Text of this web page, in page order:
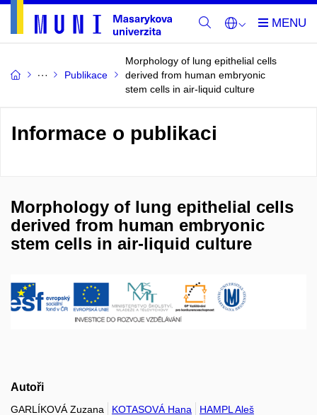
Publikace
Morphology of lung epithelial cells
derived from human embryonic
stem cells in air-liquid culture
Informace o publikaci
Morphology of lung epithelial cells
derived from human embryonic
stem cells in air-liquid culture
Autoři
GARLÍKOVÁ Zuzana KOTASOVÁ Hana HAMPL Aleš